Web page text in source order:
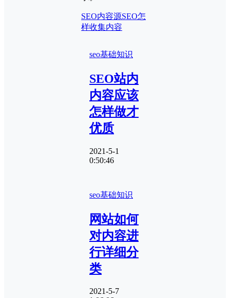
SEO内容源SEO怎
样收集内容
seo基础知识
SEO站内
内容应该
怎样做才
优质
2021-5-1
0:50:46
seo基础知识
网站如何
对内容进
行详细分
类
2021-5-7